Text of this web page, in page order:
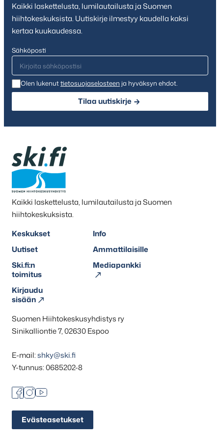
Kaikki laskettelusta, lumilautailusta ja Suomen
hiihtokeskuksista. Uutiskirje ilmestyy kaudella kaksi
kertaa kuukaudessa.
Sähköposti
Olen lukenuttietosuojaselosteen ja hyväksyn ehdot.
Tilaa uutiskirje
Kaikki laskettelusta, lumilautailusta ja Suomen
hiihtokeskuksista.
Keskukset
Info
Uutiset
Ammattilaisille
Ski.fi:n
toimitus
Mediapankki
Kirjaudu
sisään
Suomen Hiihtokeskusyhdistys ry
Sinikalliontie 7, 02630 Espoo
E-mail:shky@ski.fi
Y-tunnus: 0685202-8
Facebook
Instagram
Youtube
Evästeasetukset